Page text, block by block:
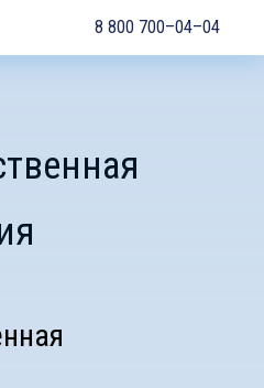
8 800 700–04–04